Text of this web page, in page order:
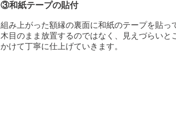
③和紙テープの貼付
組み上がった額縁の裏面に和紙のテープを貼っ
木目のまま放置するのではなく、見えづらいと
かけて丁寧に仕上げていきます。